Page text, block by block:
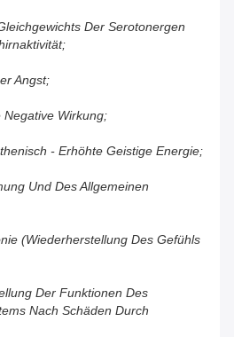
Der Serotonergen
Angst;
Wirkung;
- Erhöhte Geistige Energie;
Und Des Allgemeinen
(Wiederherstellung Des Gefühls
Der Funktionen Des
Nach Schäden Durch